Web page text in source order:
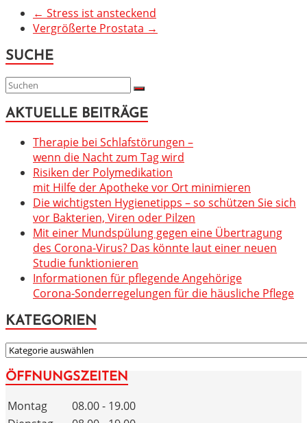
← Stress ist ansteckend
Vergrößerte Prostata →
SUCHE
AKTUELLE BEITRÄGE
Therapie bei Schlafstörungen –
wenn die Nacht zum Tag wird
Risiken der Polymedikation
mit Hilfe der Apotheke vor Ort minimieren
Die wichtigsten Hygienetipps – so schützen Sie sich
vor Bakterien, Viren oder Pilzen
Mit einer Mundspülung gegen eine Übertragung
des Corona-Virus? Das könnte laut einer neuen
Studie funktionieren
Informationen für pflegende Angehörige
Corona-Sonderregelungen für die häusliche Pflege
KATEGORIEN
KATEGORIEN
ÖFFNUNGSZEITEN
Montag
08.00 - 19.00